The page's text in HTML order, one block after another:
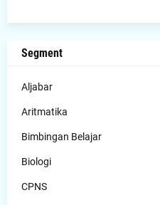
Segment
Aljabar
Aritmatika
Bimbingan Belajar
Biologi
CPNS